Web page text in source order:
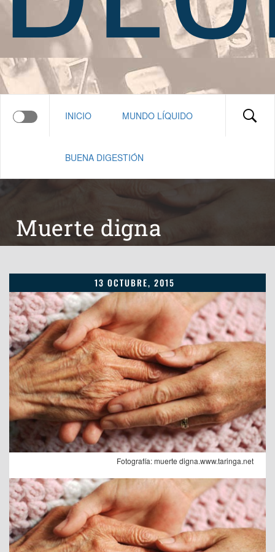
INICIO MUNDO LÍQUIDO
BUENA DIGESTIÓN
Muerte digna
13 OCTUBRE, 2015
Fotografía: muerte digna.www.taringa.net